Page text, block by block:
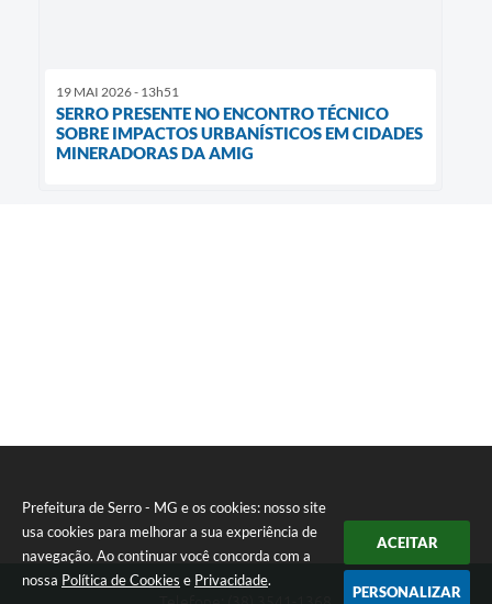
Prefeitura de Serro - MG e os cookies: nosso site
usa cookies para melhorar a sua experiência de
navegação. Ao continuar você concorda com a
nossa Política de Cookies e Privacidade.
ACEITAR
PERSONALIZAR
19 MAI 2026 - 13h51
SERRO PRESENTE NO ENCONTRO TÉCNICO
SOBRE IMPACTOS URBANÍSTICOS EM CIDADES
MINERADORAS DA AMIG